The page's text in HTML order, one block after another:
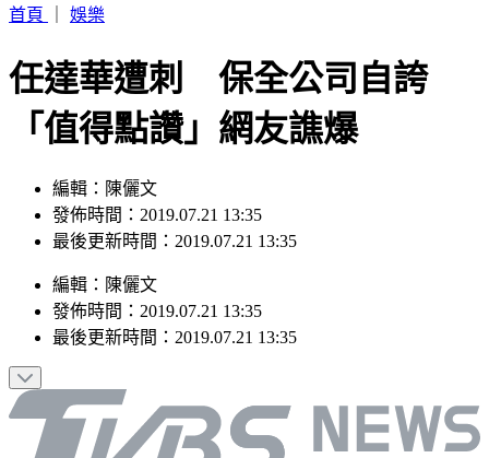
首頁
娛樂
任達華遭刺 保全公司自誇
「值得點讚」網友譙爆
編輯：陳儷文
發佈時間：2019.07.21 13:35
最後更新時間：2019.07.21 13:35
編輯 ： 陳儷文
發佈時間： 2019.07.21 13:35
最後更新時間： 2019.07.21 13:35